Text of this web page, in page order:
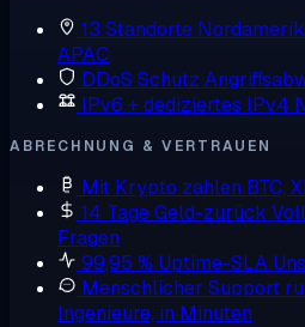
13 Standorte
APAC
DDoS Schutz
IPv6 + dediziertes IPv4
ABRECHNUNG & VERTRAUEN
Mit Krypto zahlen BTC,
14 Tage Geld-zurück
Fragen
99,95 % Uptime-SLA
Menschlicher Support
Ingenieure, in Minuten